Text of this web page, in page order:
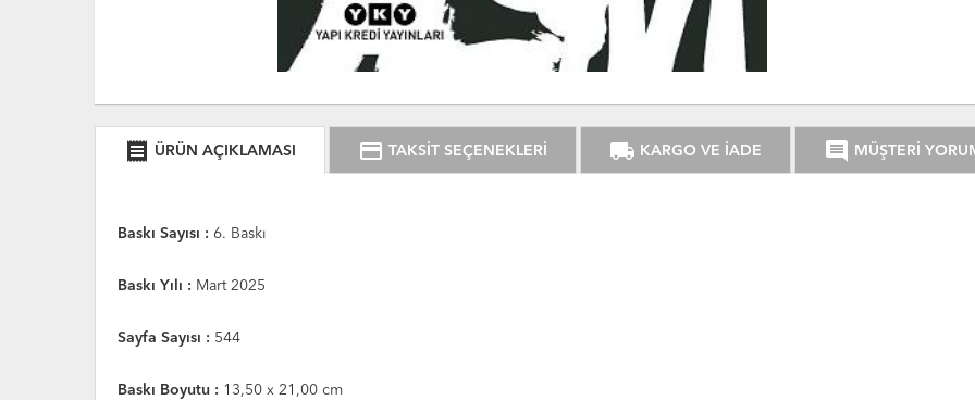
receipt ÜRÜN AÇIKLAMASI credit_card TAKSİT SEÇENEKLERİ local_shipping KARGO VE İADE comment MÜŞTERİ
Baskı Sayısı : 6. Baskı
Baskı Yılı : Mart 2025
Sayfa Sayısı : 544
Baskı Boyutu : 13,50 x 21,00 cm